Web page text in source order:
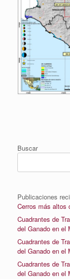
Buscar
Publicaciones
Cerros más altos
Cuadrantes de
del Ganado en el
Cuadrantes de
del Ganado en el
Cuadrantes de
del Ganado en el